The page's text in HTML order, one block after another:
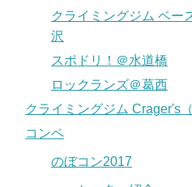
クライミングジム ベー
沢
スポドリ！＠水道橋
ロックランズ＠葛西
クライミングジム Crager's
コンペ
のぼコン2017